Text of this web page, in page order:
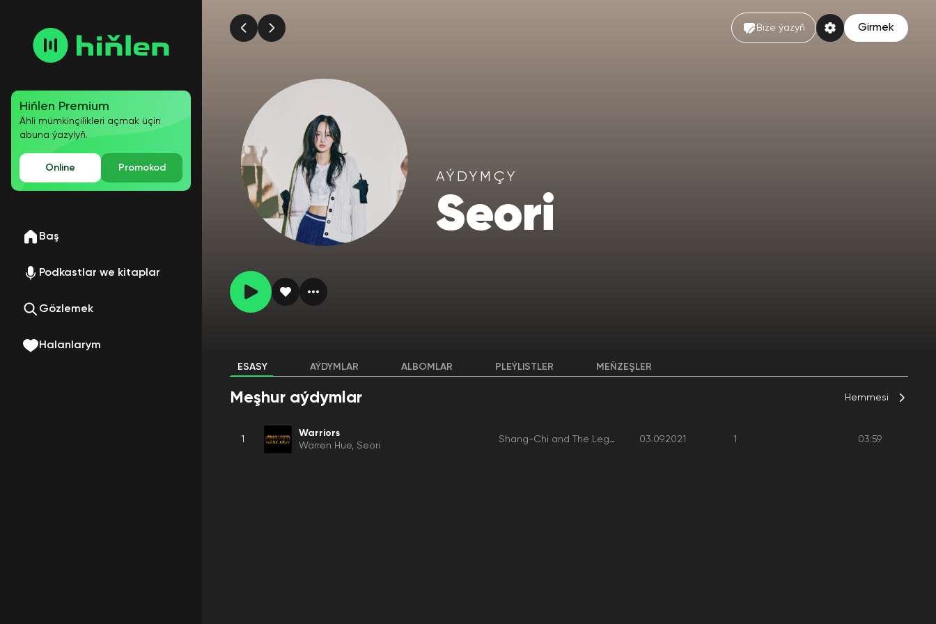
Hiňlen Premium
Ähli mümkinçilikleri açmak üçin
abuna ýazylyň.
Online Promokod
Baş
Podkastlar we kitaplar
Gözlemek
Halanlarym
Bize ýazyň Girmek
AÝDYMÇY
Seori
ESASY AÝDYMLAR ALBOMLAR PLEÝLISTLER MEŇZEŞLER
Meşhur aýdymlar Hemmesi
1
Warriors
Warren Hue Seori
Shang-Chi and The Legend of The Ten Rings: The Album 03.09.2021 1 03:59